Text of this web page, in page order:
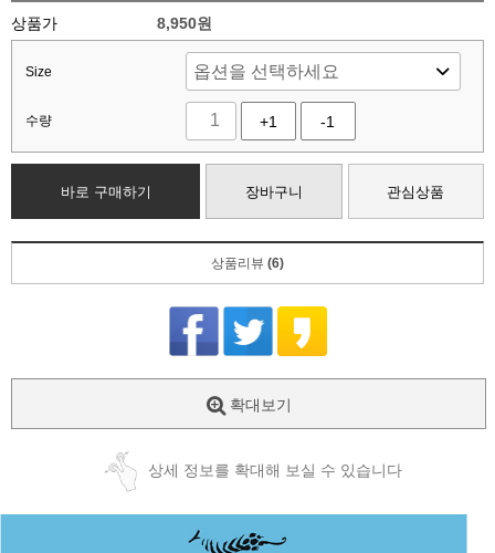
상품가 8,950원
Size
수량 +1 -1
바로 구매하기 장바구니 관심상품
상품리뷰 (6)
확대보기
상세 정보를 확대해 보실 수 있습니다